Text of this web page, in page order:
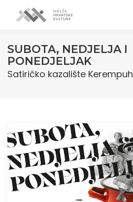
SUBOTA, NEDJELJA I
PONEDJELJAK
Satiričko kazalište Kerempuh